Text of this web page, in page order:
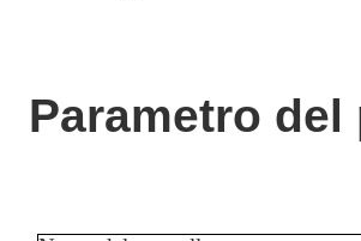
Parametro